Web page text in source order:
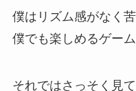
僕はリズム感がなく
僕でも楽しめるゲーム
それではさっそく見